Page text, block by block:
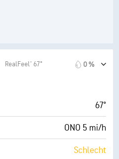
RealFeel® 67° 0 %
67°
ONO 5 mi/h
Schlecht